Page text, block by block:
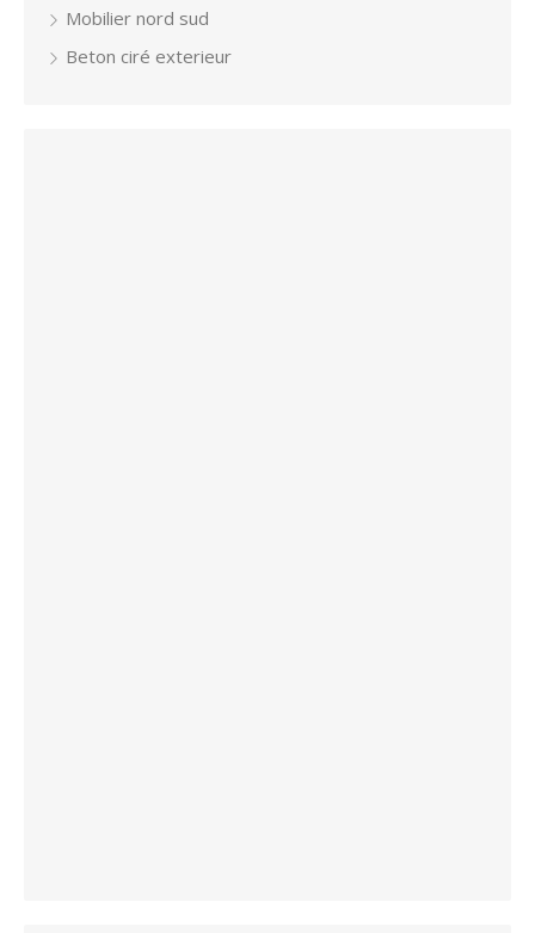
Mobilier nord sud
Beton ciré exterieur